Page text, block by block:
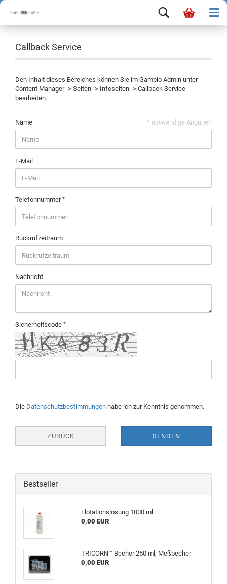
Callback Service
Den Inhalt dieses Bereiches können Sie im Gambio Admin unter
Content Manager -> Seiten -> Infoseiten -> Callback Service
bearbeiten.
* notwendige Angaben
Name
E-Mail
Telefonnummer
Rückrufzeitraum
Nachricht
Sicherheitscode
Die Datenschutzbestimmungen habe ich zur Kenntnis genommen.
ZURÜCK SENDEN
Bestseller
Flotationslösung 1000 ml
0,00 EUR
TRICORN™ Becher 250 ml, Meßbecher
0,00 EUR